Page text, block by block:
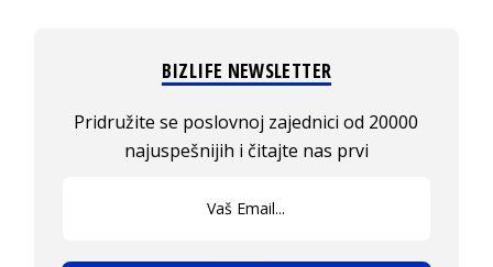
BIZLIFE NEWSLETTER
Pridružite se poslovnoj zajednici od 20000
najuspešnijih i čitajte nas prvi